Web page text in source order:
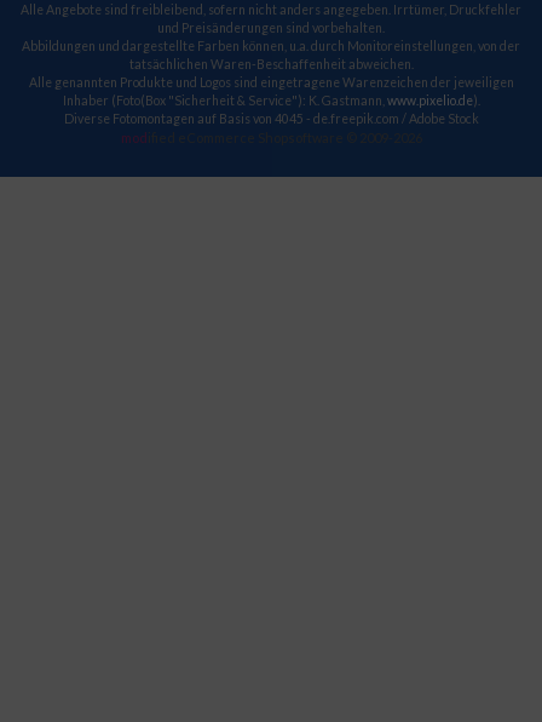
Alle Angebote sind freibleibend, sofern nicht anders angegeben. Irrtümer, Druckfehler
und Preisänderungen sind vorbehalten.
Abbildungen und dargestellte Farben können, u.a. durch Monitoreinstellungen, von der
tatsächlichen Waren-Beschaffenheit abweichen.
Alle genannten Produkte und Logos sind eingetragene Warenzeichen der jeweiligen
Inhaber (Foto(Box "Sicherheit & Service"): K. Gastmann, www.pixelio.de).
Diverse Fotomontagen auf Basis von 4045 - de.freepik.com / Adobe Stock
mod